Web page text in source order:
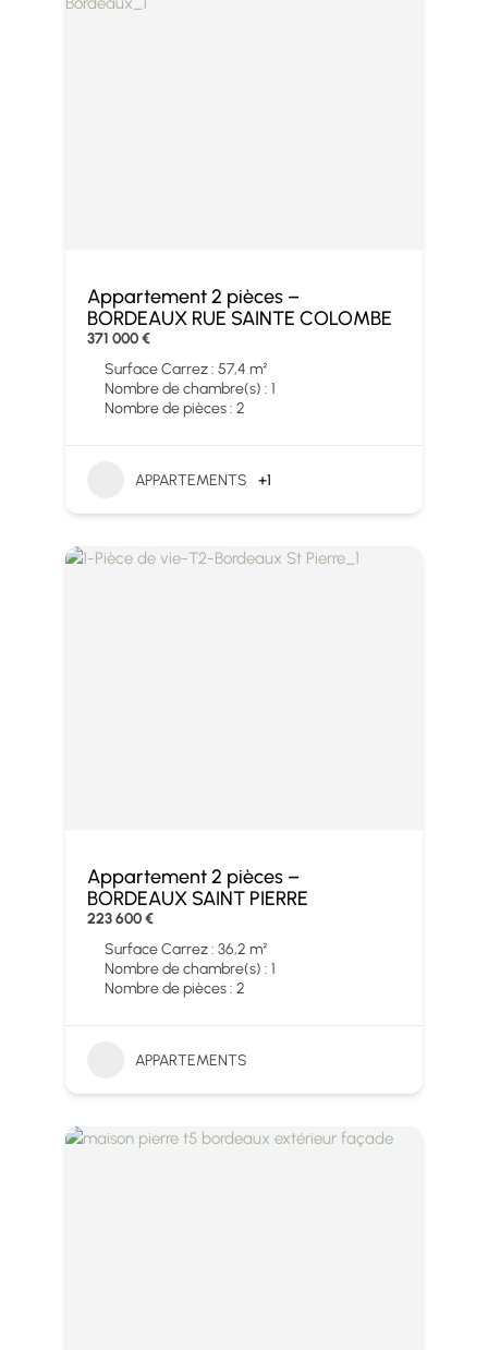
Appartement 2 pièces –
BORDEAUX RUE SAINTE COLOMBE
371 000 €
Surface Carrez : 57,4 m²
Nombre de chambre(s) : 1
Nombre de pièces : 2
APPARTEMENTS +1
Appartement 2 pièces –
BORDEAUX SAINT PIERRE
223 600 €
Surface Carrez : 36,2 m²
Nombre de chambre(s) : 1
Nombre de pièces : 2
APPARTEMENTS